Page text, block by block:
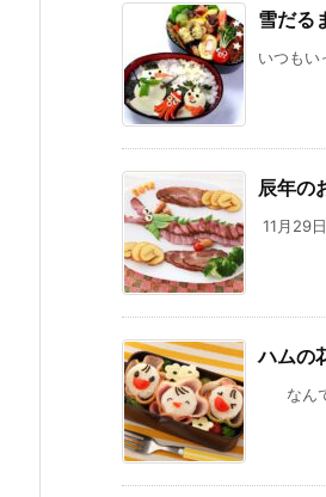
雪だる
いつもい
辰年の
11月29
ハムの
なんで